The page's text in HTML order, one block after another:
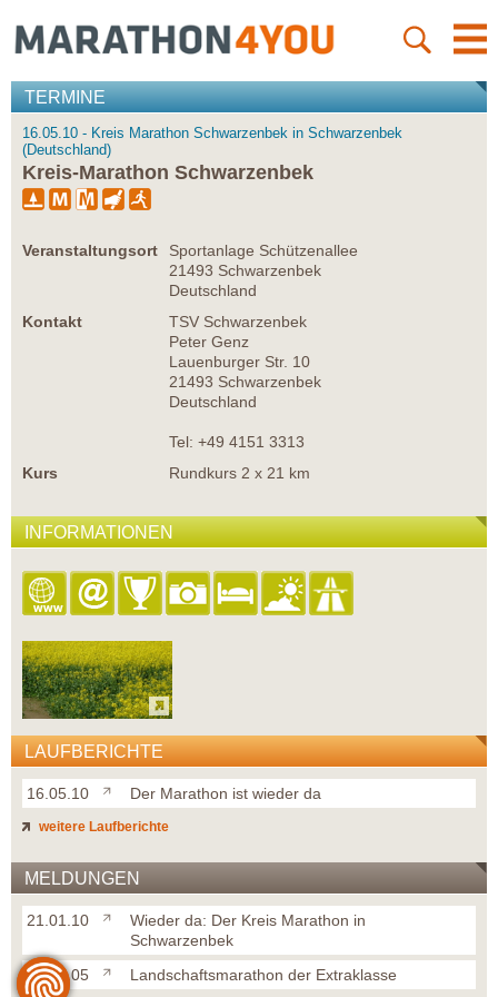
TERMINE
16.05.10 - Kreis Marathon Schwarzenbek in Schwarzenbek
(Deutschland)
Kreis-Marathon Schwarzenbek
Veranstaltungsort
Sportanlage Schützenallee
21493 Schwarzenbek
Deutschland
Kontakt
TSV Schwarzenbek
Peter Genz
Lauenburger Str. 10
21493 Schwarzenbek
Deutschland
Tel: +49 4151 3313
Kurs
Rundkurs 2 x 21 km
INFORMATIONEN
LAUFBERICHTE
16.05.10 Der Marathon ist wieder da
weitere Laufberichte
MELDUNGEN
21.01.10
Wieder da: Der Kreis Marathon in
Schwarzenbek
14.05.05
Landschaftsmarathon der Extraklasse